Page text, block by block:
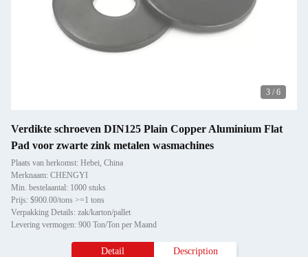
3 / 6
Verdikte schroeven DIN125 Plain Copper Aluminium Flat
Pad voor zwarte zink metalen wasmachines
Plaats van herkomst: Hebei, China
Merknaam: CHENGYI
Min. bestelaantal: 1000 stuks
Prijs: $900.00/tons >=1 tons
Verpakking Details: zak/karton/pallet
Levering vermogen: 900 Ton/Ton per Maand
Detail Description